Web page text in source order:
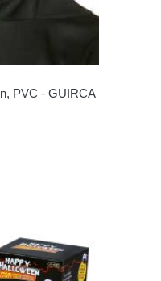
PVC - GUIRCA